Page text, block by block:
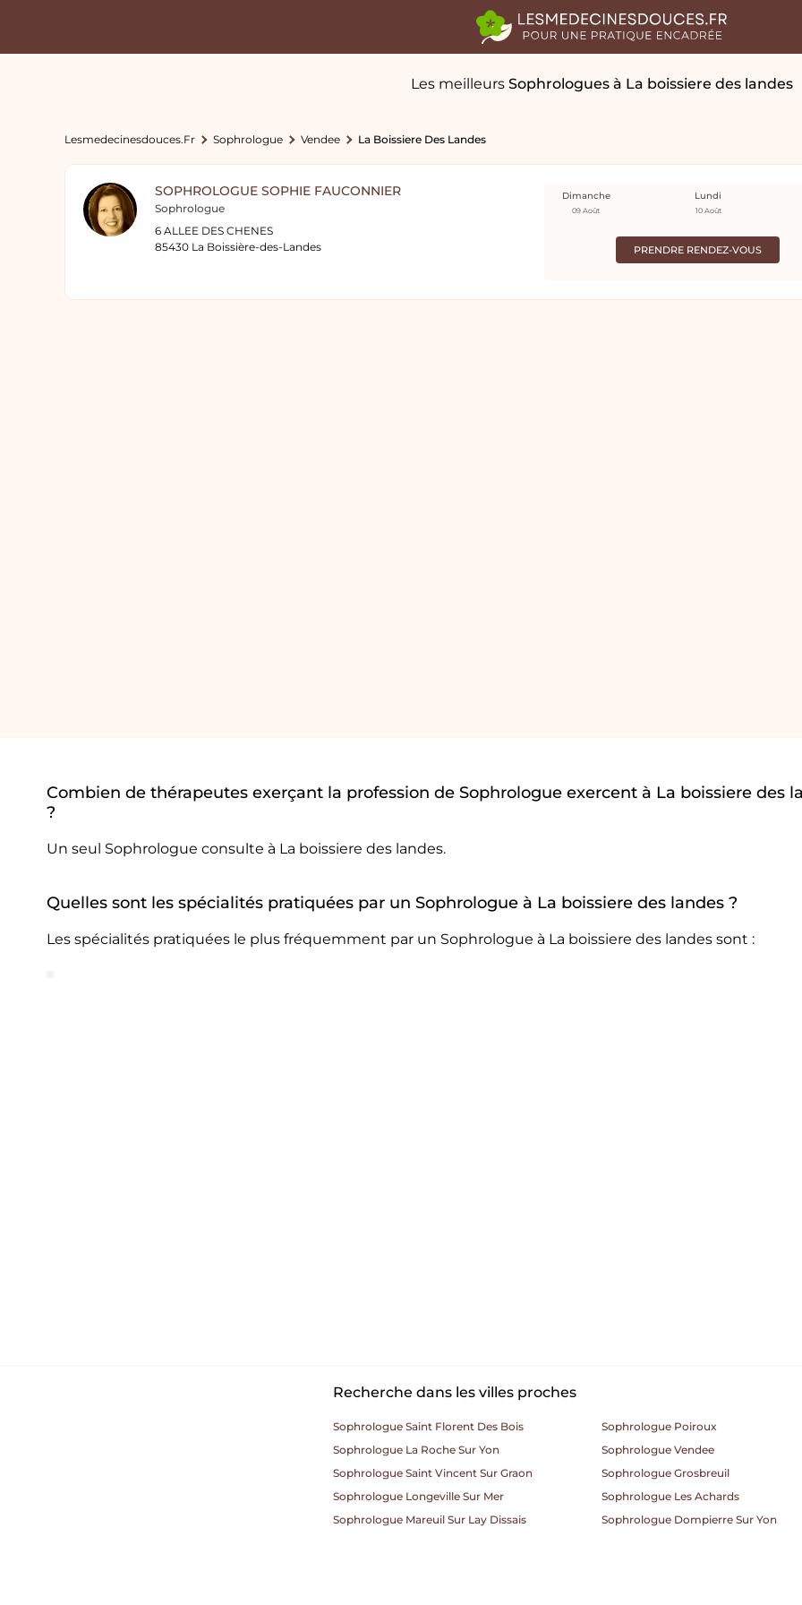
Les meilleurs Sophrologues à La boissiere des landes
Lesmedecinesdouces.fr Sophrologue Vendee La Boissiere Des Landes
SOPHROLOGUE SOPHIE FAUCONNIER
Sophrologue
6 ALLEE DES CHENES
85430 La Boissière-des-Landes
PRENDRE RENDEZ-VOUS
Dimanche
09 Août
Lundi
10 Août
Combien de thérapeutes exerçant la profession de Sophrologue exercent à La boissiere des
?
Un seul Sophrologue consulte à La boissiere des landes.
Quelles sont les spécialités pratiquées par un Sophrologue à La boissiere des landes ?
Les spécialités pratiquées le plus fréquemment par un Sophrologue à La boissiere des landes sont :
Recherche dans les villes proches
Sophrologue Saint Florent Des Bois
Sophrologue Poiroux
Sophrologue La Roche Sur Yon
Sophrologue Vendee
Sophrologue Saint Vincent Sur Graon
Sophrologue Grosbreuil
Sophrologue Longeville Sur Mer
Sophrologue Les Achards
Sophrologue Mareuil Sur Lay Dissais
Sophrologue Dompierre Sur Yon